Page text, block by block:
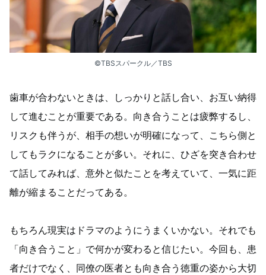
©︎TBSスパークル／TBS
歯車が合わないときは、しっかりと話し合い、お互い納得
して進むことが重要である。向き合うことは疲弊するし、
リスクも伴うが、相手の想いが明確になって、こちら側と
してもラクになることが多い。それに、ひざを突き合わせ
て話してみれば、意外と似たことを考えていて、一気に距
離が縮まることだってある。
もちろん現実はドラマのようにうまくいかない。それでも
「向き合うこと」で何かが変わると信じたい。今回も、患
者だけでなく、同僚の医者とも向き合う徳重の姿から大切